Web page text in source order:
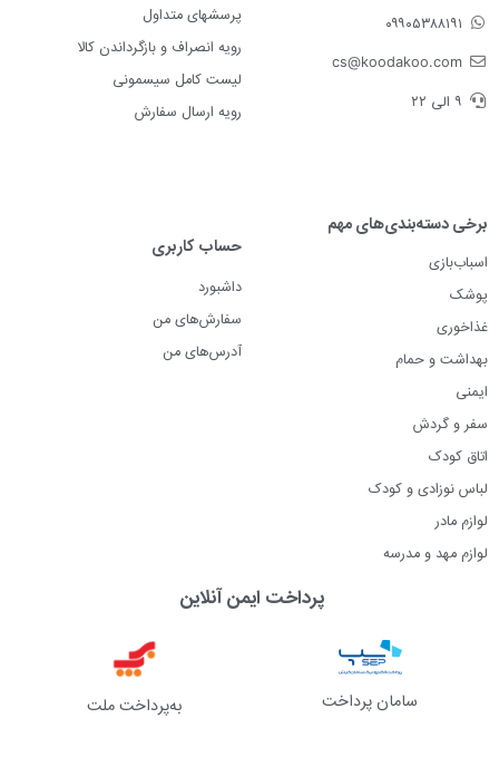
۰۹۹۰۵۳۸۸۱۹۱
cs@koodakoo.com
۹ الی ۲۲
پرسشهای متداول
رویه انصراف و بازگرداندن کالا
لیست کامل سیسمونی
رویه ارسال سفارش
برخی دسته‌بندی‌های مهم
اسباب‌بازی
پوشک
غذاخوری
بهداشت و حمام
ایمنی
سفر و گردش
اتاق کودک
لباس نوزادی و کودک
لوازم مادر
لوازم مهد و مدرسه
حساب کاربری
داشبورد
سفارش‌های من
آدرس‌های من
پرداخت ایمن آنلاین
سامان پرداخت به‌پرداخت ملت